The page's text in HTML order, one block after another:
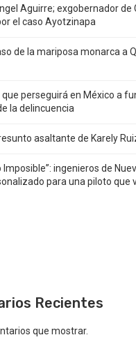
Aguirre; exgobernador de
el caso Ayotzinapa
de la mariposa monarca a
que perseguirá en México a
la delincuencia
asaltante de Karely
Imposible”: ingenieros de
para una piloto que
Recientes
que mostrar.